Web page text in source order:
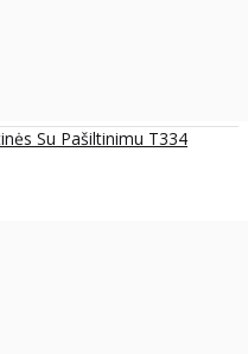
Su Pašiltinimu T334